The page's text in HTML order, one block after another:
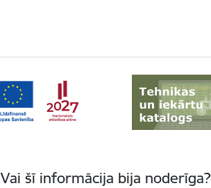
Vai šī informācija bija noderīga?